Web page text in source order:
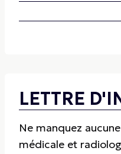
LETTRE
Ne manquez
médicale et